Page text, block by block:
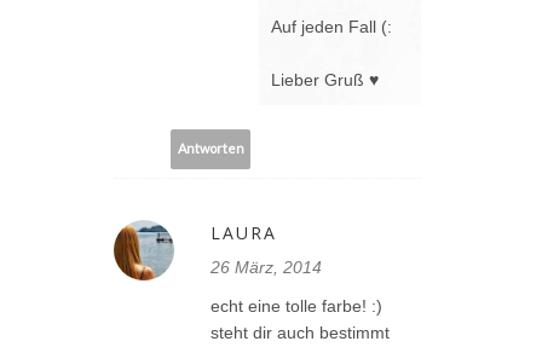
Auf jeden Fall (:
Lieber Gruß ♥
Antworten
LAURA
26 März, 2014
echt eine tolle farbe! :)
steht dir auch bestimmt